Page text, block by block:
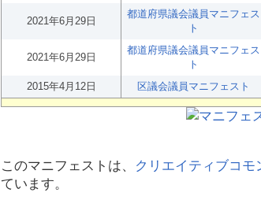
2021年6月29日
都道府県議会議員マニフェス
ト
2021年6月29日
都道府県議会議員マニフェス
ト
2015年4月12日 区議会議員マニフェスト
このマニフェストは、 クリエイティブコモ
ています。